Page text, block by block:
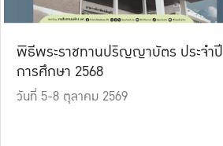
พิธีพระราชทานปริญญาบัตร ประจำปี
การศึกษา 2568
วันที่ 5-8 ตุลาคม 2569